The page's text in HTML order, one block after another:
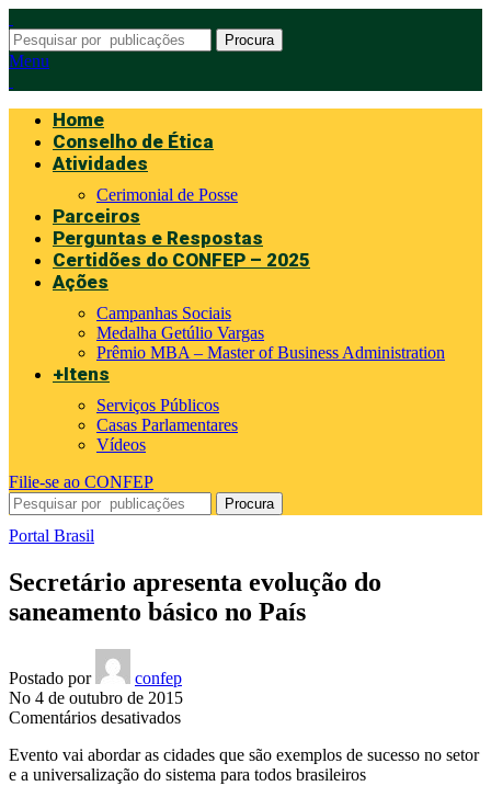
Procura
Menu
Home
Conselho de Ética
Atividades
Cerimonial de Posse
Parceiros
Perguntas e Respostas
Certidões do CONFEP – 2025
Ações
Campanhas Sociais
Medalha Getúlio Vargas
Prêmio MBA – Master of Business Administration
+Itens
Serviços Públicos
Casas Parlamentares
Vídeos
Filie-se ao CONFEP
Procura
Portal Brasil
Secretário apresenta evolução do
saneamento básico no País
Postado por
confep
No 4 de outubro de 2015
Comentários desativadosem
apresenta
evolução
Evento vai abordar as cidades que são exemplos de sucesso no setor
e a universalização do sistema para todos brasileiros